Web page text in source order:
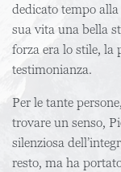
dedicato tempo
sua vita una bella
forza era lo stile, la
testimonianza.
Per le tante
trovare un senso,
silenziosa
resto, ma ha